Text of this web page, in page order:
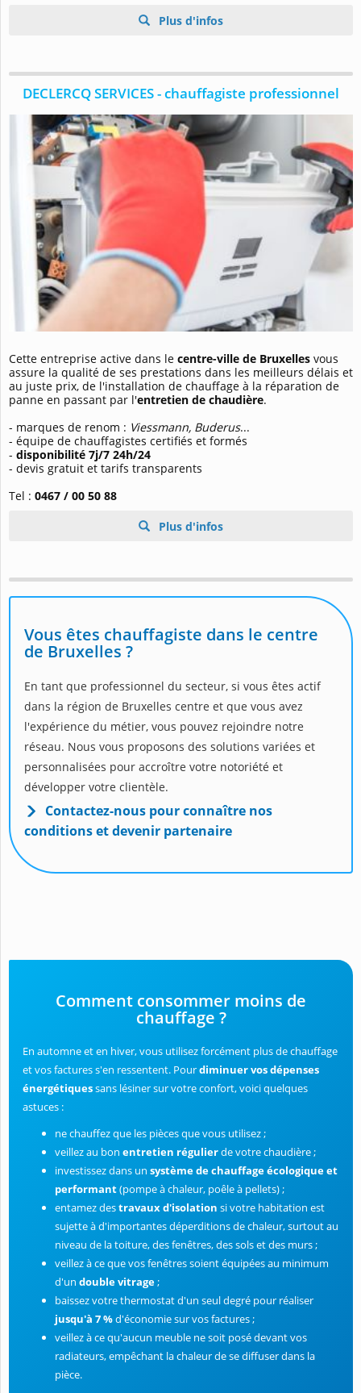
Plus d'infos
DECLERCQ SERVICES - chauffagiste professionnel
Cette entreprise active dans le centre-ville de Bruxelles vous
assure la qualité de ses prestations dans les meilleurs délais et
au juste prix, de l'installation de chauffage à la réparation de
panne en passant par l'entretien de chaudière.
- marques de renom : Viessmann, Buderus...
- équipe de chauffagistes certifiés et formés
- disponibilité 7j/7 24h/24
- devis gratuit et tarifs transparents
Tel : 0467 / 00 50 88
Plus d'infos
Vous êtes chauffagiste dans le centre
de Bruxelles ?
En tant que professionnel du secteur, si vous êtes actif
dans la région de Bruxelles centre et que vous avez
l'expérience du métier, vous pouvez rejoindre notre
réseau. Nous vous proposons des solutions variées et
personnalisées pour accroître votre notoriété et
développer votre clientèle.
Contactez-nous pour connaître nos
conditions et devenir partenaire
Comment consommer moins de
chauffage ?
En automne et en hiver, vous utilisez forcément plus de chauffage
et vos factures s'en ressentent. Pourdiminuer vos dépenses
énergétiquessans lésiner sur votre confort, voici quelques
astuces :
ne chauffez que les pièces que vous utilisez ;
veillez au bon entretien régulierde votre chaudière ;
investissez dans un système de chauffage écologique et
performant(pompe à chaleur, poêle à pellets) ;
entamez destravaux d'isolation si votre habitation est
sujette à d'importantes déperditions de chaleur, surtout au
niveau de la toiture, des fenêtres, des sols et des murs ;
veillez à ce que vos fenêtres soient équipées au minimum
d'un double vitrage;
baissez votre thermostat d'un seul degré pour réaliser
jusqu'à 7 %d'économie sur vos factures ;
veillez à ce qu'aucun meuble ne soit posé devant vos
radiateurs, empêchant la chaleur de se diffuser dans la
pièce.